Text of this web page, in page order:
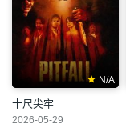
N/A
十尺尖牢
2026-05-29